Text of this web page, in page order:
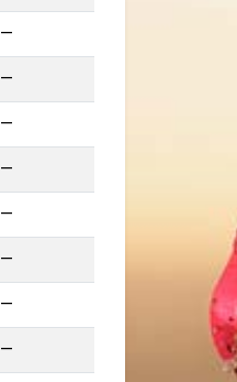
—
—
—
—
—
—
—
—